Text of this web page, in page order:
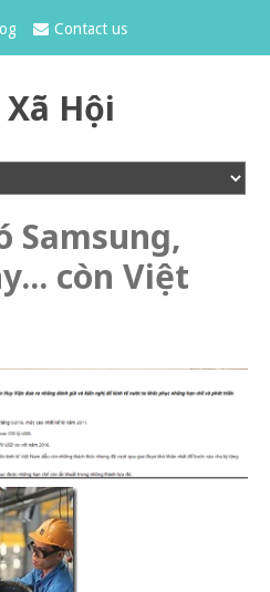
Contact us
Hội
Samsung,
còn Việt